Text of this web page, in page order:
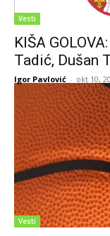
Vesti
KIŠA
Tadić, Dušan
Igor Pavlović - okt 10,
Vesti